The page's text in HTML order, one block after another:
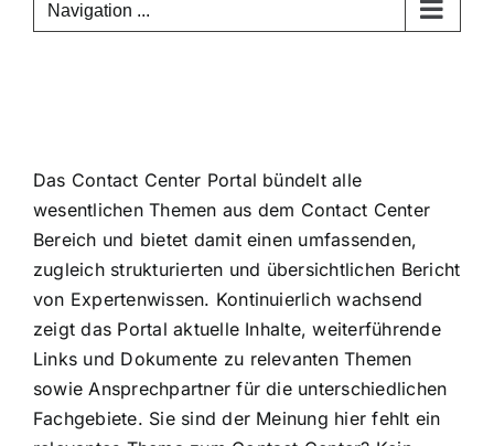
Navigation ...
Das Contact Center Portal bündelt alle
wesentlichen Themen aus dem Contact Center
Bereich und bietet damit einen umfassenden,
zugleich strukturierten und übersichtlichen Bericht
von Expertenwissen. Kontinuierlich wachsend
zeigt das Portal aktuelle Inhalte, weiterführende
Links und Dokumente zu relevanten Themen
sowie Ansprechpartner für die unterschiedlichen
Fachgebiete. Sie sind der Meinung hier fehlt ein